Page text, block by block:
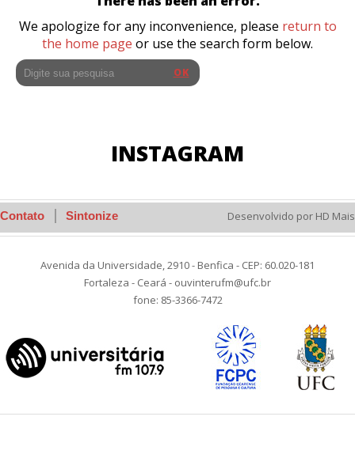
We apologize for any inconvenience, please return to
the home page or use the search form below.
INSTAGRAM
Contato Sintonize Desenvolvido por HD Mais
Avenida da Universidade, 2910 - Benfica - CEP: 60.020-181
Fortaleza - Ceará - ouvinterufm@ufc.br
fone: 85-3366-7472